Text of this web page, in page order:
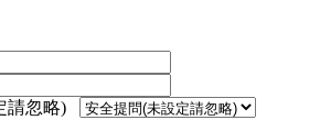
請忽略)